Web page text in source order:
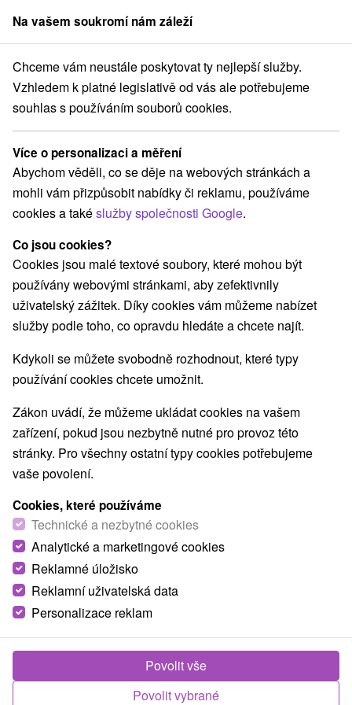
člen skupinySorger
Letní relaxační osvěžení v Piešťanech s polopenzí a masáží
Letní relaxační osvěžení v
Piešťanech s polopenzí a masáží
Hotel Park★★★★Piešťany
Vybrat termín
Navigovat do místa
9,2 vynikající·424 recenzí
Na vašem soukromí nám záleží
Chceme vám neustále poskytovat ty nejlepší služby.
Vzhledem k platné legislativě od vás ale potřebujeme
souhlas s používáním souborů cookies.
Více o personalizaci a měření
Abychom věděli, co se děje na webových stránkách a
mohli vám přizpůsobit nabídky či reklamu, používáme
cookies a takéslužby společnosti Google.
Co jsou cookies?
Cookies jsou malé textové soubory, které mohou být
používány webovými stránkami, aby zefektivnily
uživatelský zážitek. Díky cookies vám můžeme nabízet
služby podle toho, co opravdu hledáte a chcete najít.
Kdykoli se můžete svobodně rozhodnout, které typy
používání cookies chcete umožnit.
Zákon uvádí, že můžeme ukládat cookies na vašem
zařízení, pokud jsou nezbytně nutné pro provoz této
stránky. Pro všechny ostatní typy cookies potřebujeme
vaše povolení.
Cookies, které používáme
Technické a nezbytné cookies
Analytické a marketingové cookies
Reklamné úložisko
Reklamní uživatelská data
Personalizace reklam
Povolit vybrané
Povolit vše